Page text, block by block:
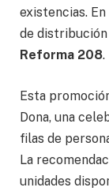
existencias.
de
Reforma 208.
Esta
Dona, una
filas de
La
unidades